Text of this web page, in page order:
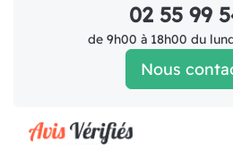
02 55 99
de 9h00 à 18h00 du
Nous